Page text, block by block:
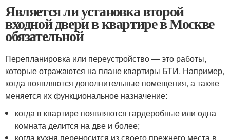
Является ли установка второй
входной двери в квартире в Москве
обязательной
Перепланировка или переустройство — это работы,
которые отражаются на плане квартиры БТИ. Например,
когда появляются дополнительные помещения, а также
меняется их функциональное назначение:
когда в квартире появляются гардеробные или одна
комната делится на две и более;